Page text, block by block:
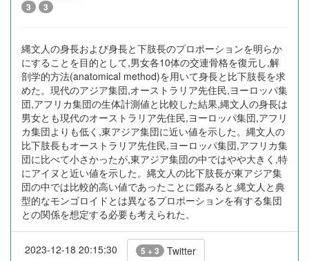
3 3
縄文人の身長および身長と下肢長のプロポーションを明らか
にすることを目的として,男女各10体の交連骨格を復元し,解
剖学的方法(anatomical method)を用いて身長と比下肢長を求
めた。現代のアジア集団,オーストラリア先住民,ヨーロッパ集
団,アフリカ集団の生体計測値と比較した結果,縄文人の身長は
男女とも現代のオーストラリア先住民,ヨーロッパ集団,アフリ
カ集団よりも低く,東アジア集団に近い値を示した。縄文人の
比下肢長もオーストラリア先住民,ヨーロッパ集団,アフリカ集
団に比べて小さかったが,東アジア集団の中ではやや大きく,特
にアイヌと近い値を示した。縄文人の比下肢長が東アジア集
団の中では比較的高い値であったことに鑑みると,縄文人と典
型的なモンゴロイドとは異なるプロポーションを有する集団
との関係を想定する必要も考えられた。
2023-12-18 20:15:30 5 + 3 Twitter